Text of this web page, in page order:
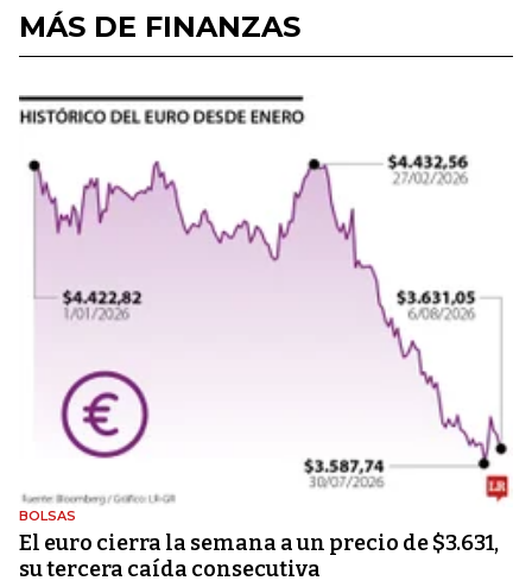
MÁS DE FINANZAS
BOLSAS
El euro cierra la semana a un precio de $3.631,
su tercera caída consecutiva